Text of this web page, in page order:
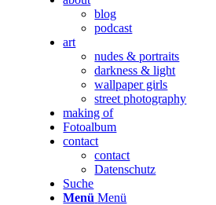
blog
podcast
art
nudes & portraits
darkness & light
wallpaper girls
street photography
making of
Fotoalbum
contact
contact
Datenschutz
Suche
Menü Menü